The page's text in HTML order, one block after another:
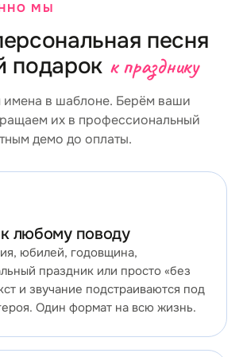
МЫ
песня
подарок к празднику
в шаблоне. Берём ваши
их в профессиональный
демо до оплаты.
любому поводу
юбилей, годовщина,
праздник или просто «без
и звучание подстраиваются под
Один формат на всю жизнь.